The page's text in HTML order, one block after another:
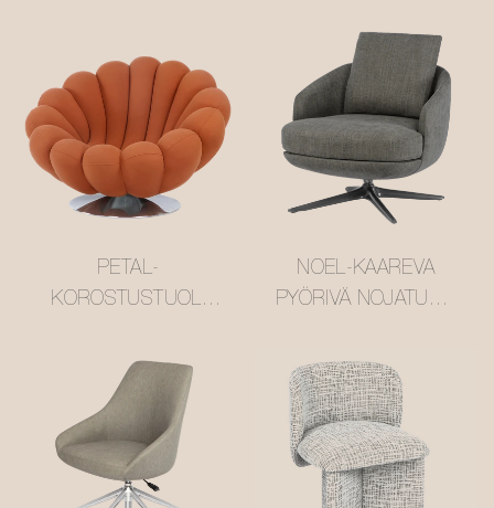
PETAL-
KOROSTUSTUOLI
NOEL-KAAREVA
PYÖRIVÄ NOJATUOLI